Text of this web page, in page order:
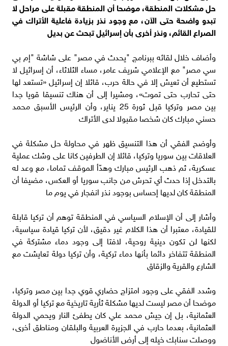
حل مشكلات المنطقة، موضحا أن المنطقة مقبلة على مراحل لا
تبدو واضحة حتى الآن، مع وجود نذر بزيادة فاعلية الأتراك في
الصراع القائم، ونذر أخرى بأن إسرائيل تبحث عن بديل
وأضاف خلال لقائه ببرنامج "يحدث في مصر" على شاشة "إم بي
سي مصر" مع الإعلامي شريف عامر، مساء الثلاثاء، أن إسرائيل لا
تستطيع أن تعيش إلا في حالة حرب، قائلا إن إسرائيل «تستعد لها
حتى تحارب حتى تموت»، ومشيرا إلى أن هناك تنسيقا قويا جدا
بين مصر وتركيا قبل ثورة 25 يناير، وأن الرئيس الأسبق محمد
حسني مبارك كان شخصا مقبولا لدى الأتراك
وأوضح الفقي أن هذا التنسيق ظهر في محاولة حل مشكلة في
العلاقات بين سوريا وتركيا، قائلا إن الطرفين كانا على وشك عملية
عسكرية، ثم ذهب الرئيس مبارك وهدّأ الموقف تماما، مع وعد له
بالتدخل إذا حدث أي تحرش من جانب سوريا أو العكس، مضيفا أن
المنطقة كان لديها إحساس بوجود نذر انفجار في يوم ما
وأشار إلى أن الإسلام السياسي في المنطقة توهم أن تركيا قابلة
للقيادة، معتبرا أن هذا الكلام غير دقيق، لأن تركيا قيادة سياسية،
لكنها لن تكون دينية روحية، لافتا إلى وجود دماء مشتركة في
المنطقة تتفاخر دائما بأنها دماء تركية، وأن تركيا دولة تعايشت مع
الشارع والقرية والزقاق
وشدد الفقي على وجود امتزاج حضاري قوي جدا بين مصر وتركيا،
موضحا أن مصر ليست لديها مشكلة ثأرية تاريخية مع تركيا أو الدولة
العثمانية، بل إن جيش محمد علي كان يطفئ النار ويحمي الدولة
العثمانية، بعدما حارب في الجزيرة العربية والبلقان ومناطق أخرى،
ووصلت سنابك خيله إلى أرض الأناضول